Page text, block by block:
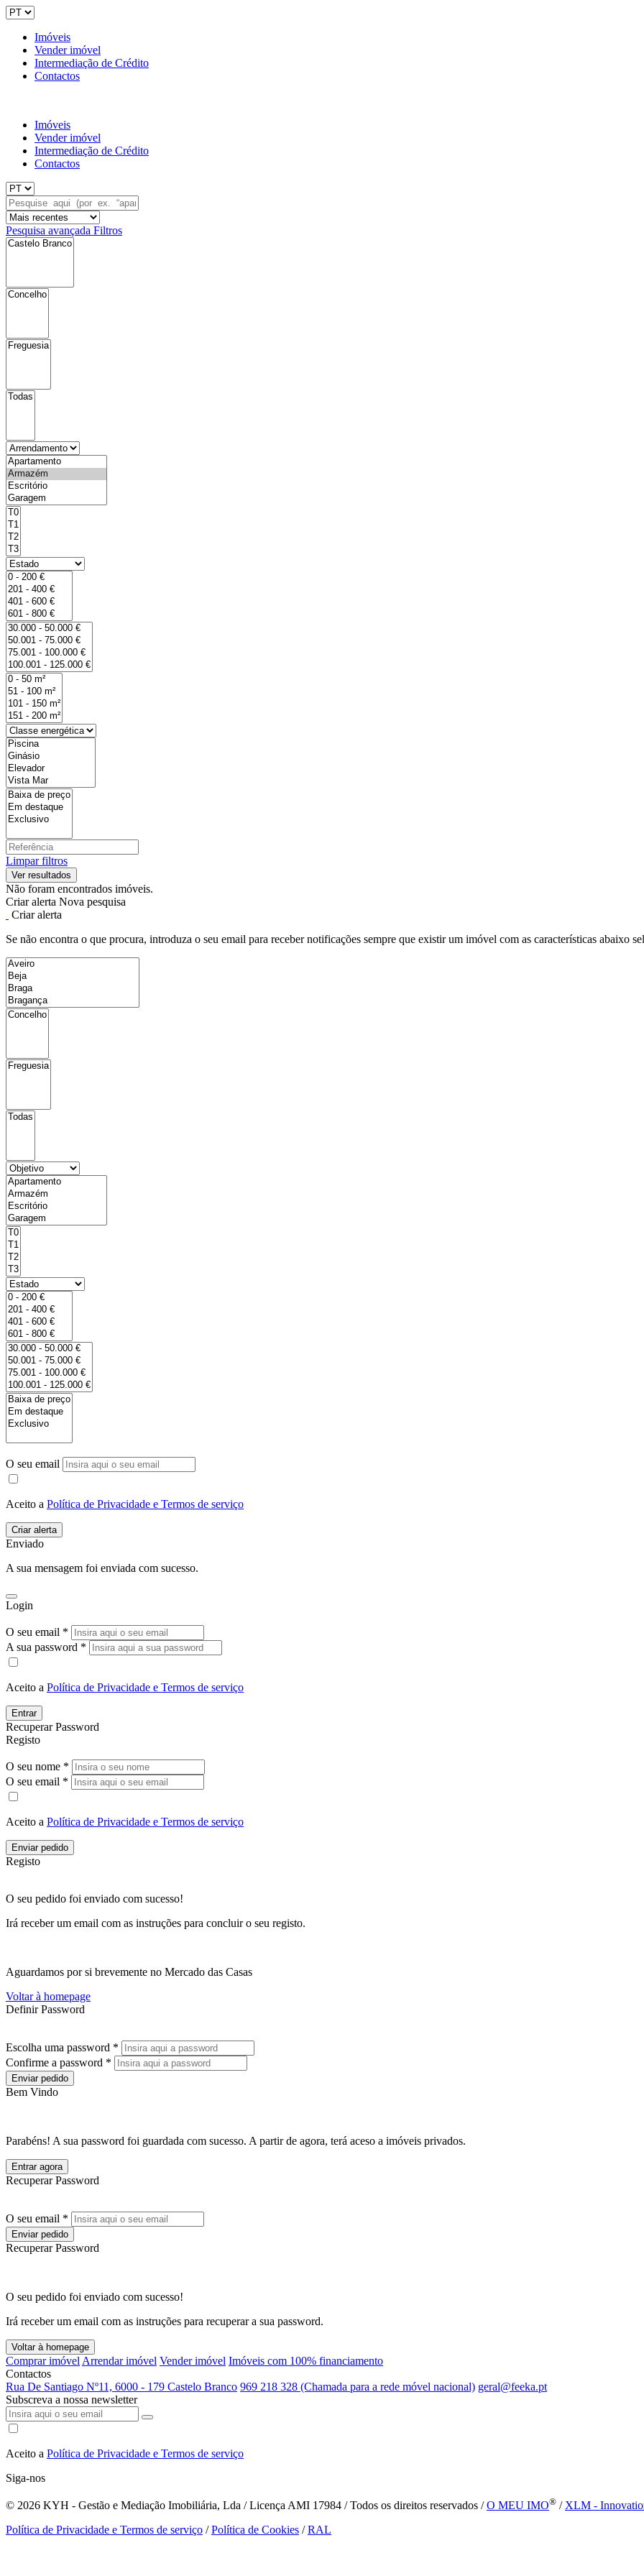
Imóveis
Vender imóvel
Intermediação de Crédito
Contactos
Imóveis
Vender imóvel
Intermediação de Crédito
Contactos
Pesquisa avançada Filtros
Limpar filtros
Não foram encontrados imóveis.
Criar alerta Nova pesquisa
Criar alerta
Se não encontra o que procura, introduza o seu email para receber notificações sempre que existir um imóvel com as características abaixo
O seu email
Aceito a Política de Privacidade e Termos de serviço
Enviado
A sua mensagem foi enviada com sucesso.
Login
O seu email *
A sua password *
Aceito a Política de Privacidade e Termos de serviço
Entrar
Recuperar Password
Registo
O seu nome *
O seu email *
Aceito a Política de Privacidade e Termos de serviço
Enviar pedido
Registo
O seu pedido foi enviado com sucesso!
Irá receber um email com as instruções para concluir o seu registo.
Aguardamos por si brevemente no Mercado das Casas
Voltar à homepage
Definir Password
Escolha uma password *
Confirme a password *
Enviar pedido
Bem Vindo
Parabéns! A sua password foi guardada com sucesso. A partir de agora, terá aceso a imóveis privados.
Entrar agora
Recuperar Password
O seu email *
Enviar pedido
Recuperar Password
O seu pedido foi enviado com sucesso!
Irá receber um email com as instruções para recuperar a sua password.
Voltar à homepage
Comprar imóvel Arrendar imóvel Vender imóvel Imóveis com 100% financiamento
Contactos
Rua De Santiago Nº11, 6000 - 179 Castelo Branco 969 218 328 (Chamada para a rede móvel nacional) geral@feeka.pt
Subscreva a nossa newsletter
Aceito a Política de Privacidade e Termos de serviço
Siga-nos
© 2026 KYH - Gestão e Mediação Imobiliária, Lda / Licença AMI 17984 / Todos os direitos reservados /O MEU IMO® / XLM -
Política de Privacidade e Termos de serviço /Política de Cookies /RAL